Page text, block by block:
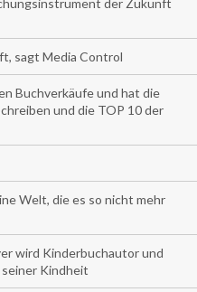
sagt Media Control
Buchverkäufe und hat die
und die TOP 10 der
Welt, die es so nicht mehr
wird Kinderbuchautor und
Kindheit